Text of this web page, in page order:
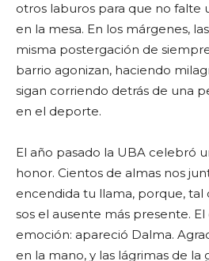
otros laburos para que no falte
en la mesa. En los márgenes,
misma postergación de
barrio agonizan, haciendo
sigan corriendo detrás de una
en el deporte.
El año pasado la UBA celebró
honor. Cientos de almas nos
encendida tu llama, porque, tal
sos el ausente más presente.
emoción: apareció Dalma.
en la mano, y las lágrimas de la